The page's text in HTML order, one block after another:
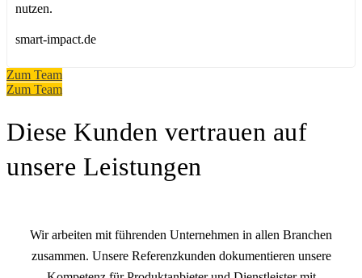
nutzen.
smart-impact.de
Zum Team
Zum Team
Diese Kunden vertrauen auf
unsere Leistungen
Wir arbeiten mit führenden Unternehmen in allen Branchen
zusammen. Unsere Referenzkunden dokumentieren unsere